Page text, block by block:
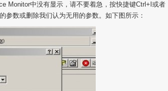
Monitor中没有显示，请不要着急，按快捷键Ctrl+I或者
参数或删除我们认为无用的参数。如下图所示：